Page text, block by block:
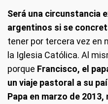
Será una circunstancia
argentinos si se
tener por tercera vez en
la Iglesia Católica. Al
porque Francisco, el
un viaje pastoral a su
Papa en marzo de